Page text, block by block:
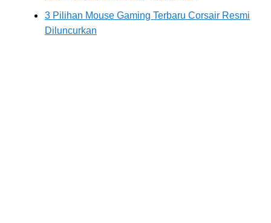
3 Pilihan Mouse Gaming Terbaru Corsair Resmi
Diluncurkan